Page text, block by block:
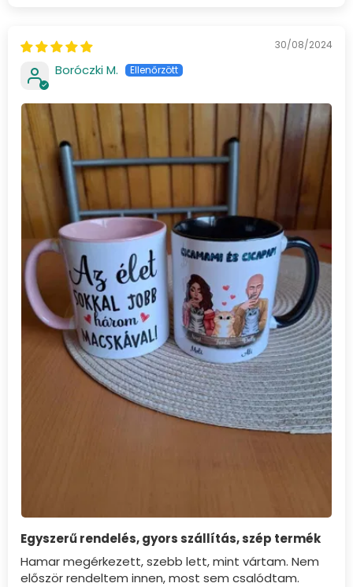
30/08/2024
Boróczki M.
Egyszerű rendelés, gyors szállítás, szép termék
Hamar megérkezett, szebb lett, mint vártam. Nem
először rendeltem innen, most sem csalódtam.